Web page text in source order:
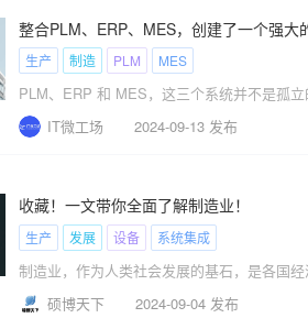
整合PLM、ERP、MES，创建了一个强大
生产
制造 PLM MES
PLM、ERP 和 MES，这三个系统并不是孤
IT微工场
2024-09-13 发布
收藏！一文带你全面了解制造业！
生产
发展 设备 系统集成
制造业，作为人类社会发展的基石，是各国
硕博天下
2024-09-04 发布